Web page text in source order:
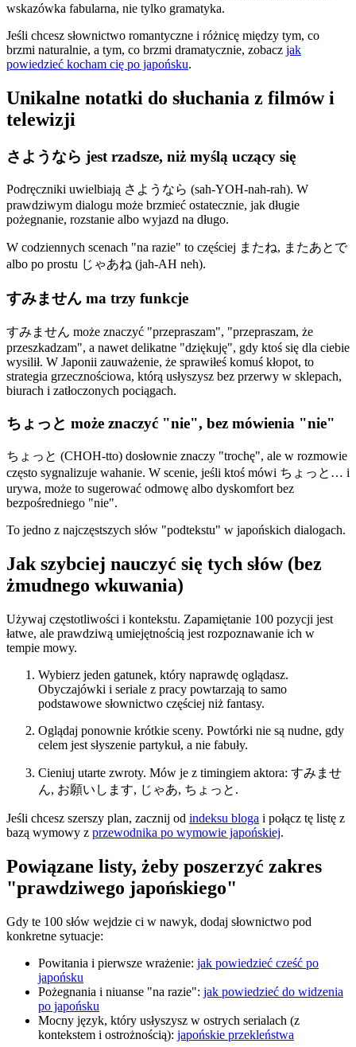
wskazówka fabularna, nie tylko gramatyka.
Jeśli chcesz słownictwo romantyczne i różnicę między tym, co
brzmi naturalnie, a tym, co brzmi dramatycznie, zobacz jak
powiedzieć kocham cię po japońsku.
Unikalne notatki do słuchania z filmów i
telewizji
さようなら jest rzadsze, niż myślą uczący się
Podręczniki uwielbiają さようなら (sah-YOH-nah-rah). W
prawdziwym dialogu może brzmieć ostatecznie, jak długie
pożegnanie, rozstanie albo wyjazd na długo.
W codziennych scenach "na razie" to częściej またね, またあとで
albo po prostu じゃあね (jah-AH neh).
すみません ma trzy funkcje
すみません może znaczyć "przepraszam", "przepraszam, że
przeszkadzam", a nawet delikatne "dziękuję", gdy ktoś się dla ciebie
wysilił. W Japonii zauważenie, że sprawiłeś komuś kłopot, to
strategia grzecznościowa, którą usłyszysz bez przerwy w sklepach,
biurach i zatłoczonych pociągach.
ちょっと może znaczyć "nie", bez mówienia "nie"
ちょっと (CHOH-tto) dosłownie znaczy "trochę", ale w rozmowie
często sygnalizuje wahanie. W scenie, jeśli ktoś mówi ちょっと… i
urywa, może to sugerować odmowę albo dyskomfort bez
bezpośredniego "nie".
To jedno z najczęstszych słów "podtekstu" w japońskich dialogach.
Jak szybciej nauczyć się tych słów (bez
żmudnego wkuwania)
Używaj częstotliwości i kontekstu. Zapamiętanie 100 pozycji jest
łatwe, ale prawdziwą umiejętnością jest rozpoznawanie ich w
tempie mowy.
Wybierz jeden gatunek, który naprawdę oglądasz.
Obyczajówki i seriale z pracy powtarzają to samo
podstawowe słownictwo częściej niż fantasy.
Oglądaj ponownie krótkie sceny. Powtórki nie są nudne, gdy
celem jest słyszenie partykuł, a nie fabuły.
Cieniuj utarte zwroty. Mów je z timingiem aktora: すみませ
ん, お願いします, じゃあ, ちょっと.
Jeśli chcesz szerszy plan, zacznij od indeksu bloga i połącz tę listę z
bazą wymowy z przewodnika po wymowie japońskiej.
Powiązane listy, żeby poszerzyć zakres
"prawdziwego japońskiego"
Gdy te 100 słów wejdzie ci w nawyk, dodaj słownictwo pod
konkretne sytuacje:
Powitania i pierwsze wrażenie: jak powiedzieć cześć po
japońsku
Pożegnania i niuanse "na razie": jak powiedzieć do widzenia
po japońsku
Mocny język, który usłyszysz w ostrych serialach (z
kontekstem i ostrożnością): japońskie przekleństwa